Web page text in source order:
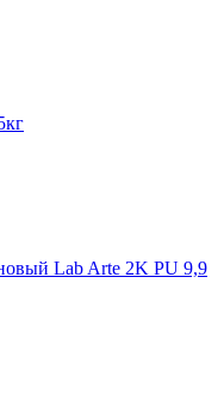
Lab Arte 2K PU 9,9